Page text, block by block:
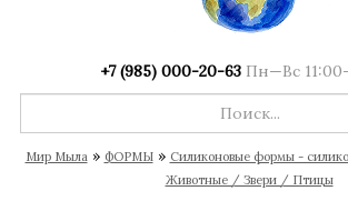
+7 (985) 000-20-63 Пн—Вс
Мир Мыла » ФОРМЫ » Cиликоновые формы -
Животные / Звери / Птицы